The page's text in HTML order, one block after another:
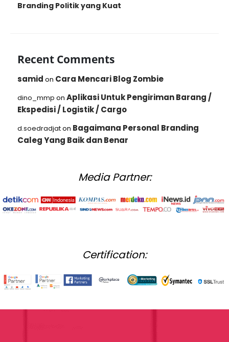
Branding Politik yang Kuat
Recent Comments
samid on Cara Mencari Blog Zombie
dino_mmp on Aplikasi Untuk Pengiriman Barang /
Ekspedisi / Logistik / Cargo
d.soedradjaton Bagaimana Personal Branding
Caleg Yang Baik dan Benar
Media Partner:
Certification: